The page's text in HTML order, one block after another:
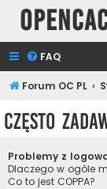
FAQ
Forum OC PL
Często
Problemy z
Dlaczego w ogóle
Co to jest COPPA?